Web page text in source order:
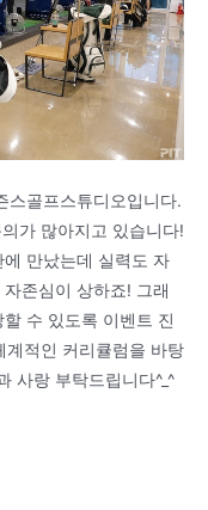
스골프스튜디오입니다.
가 많아지고 있습니다!
만났는데 실력도 자
존심이 상하죠! 그래
수 있도록 이벤트 진
계적인 커리큘럼을 바탕
사랑 부탁드립니다^_^